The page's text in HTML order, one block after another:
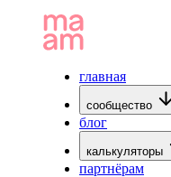
главная
сообщество
блог
калькуляторы
партнёрам